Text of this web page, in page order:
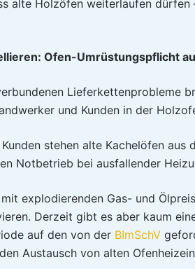
alte Holzöfen weiterlaufen dürfen
Ofen-Umrüstungspflicht
Lieferkettenprobleme
und Kunden in der
stehen alte Kachelöfen aus
Notbetrieb bei ausfallender
explodierenden Gas- und
Derzeit gibt es aber kaum
auf den von der BImSchV
Austausch von alten